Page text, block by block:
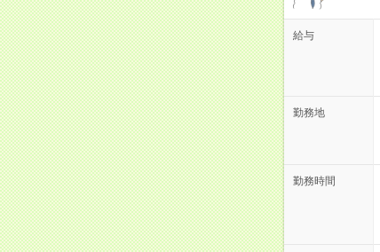
給与
勤務地
勤務時間